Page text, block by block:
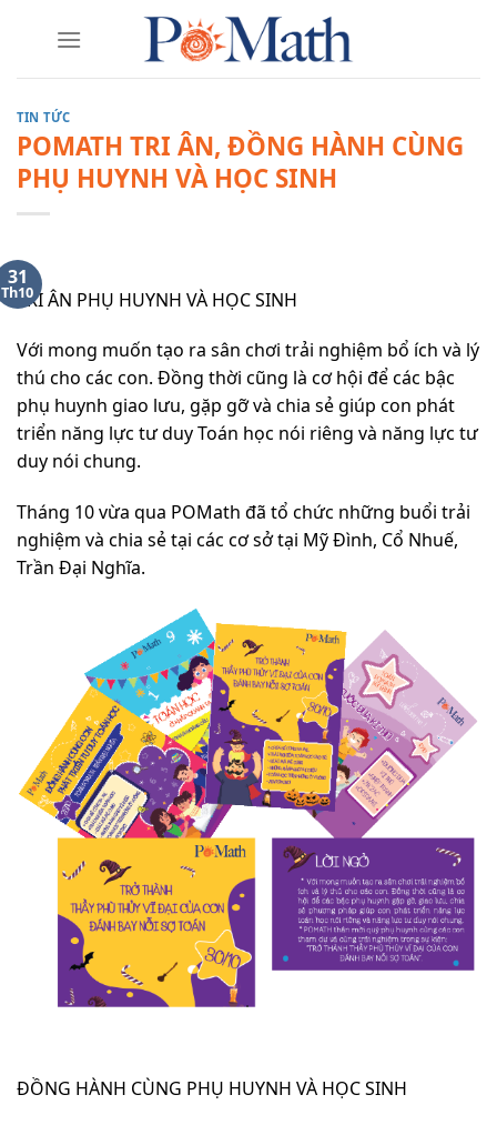
TIN TỨC
POMATH TRI ÂN, ĐỒNG HÀNH CÙNG
PHỤ HUYNH VÀ HỌC SINH
31
Th10TRI ÂN PHỤ HUYNH VÀ HỌC SINH
Với mong muốn tạo ra sân chơi trải nghiệm bổ ích và lý
thú cho các con. Đồng thời cũng là cơ hội để các bậc
phụ huynh giao lưu, gặp gỡ và chia sẻ giúp con phát
triển năng lực tư duy Toán học nói riêng và năng lực tư
duy nói chung.
Tháng 10 vừa qua POMath đã tổ chức những buổi trải
nghiệm và chia sẻ tại các cơ sở tại Mỹ Đình, Cổ Nhuế,
Trần Đại Nghĩa.
ĐỒNG HÀNH CÙNG PHỤ HUYNH VÀ HỌC SINH